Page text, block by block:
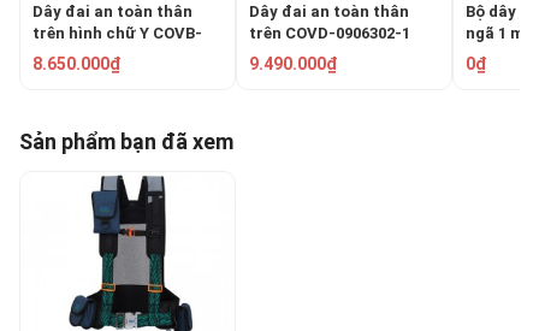
Dây đai an toàn thân
trên hình chữ Y COVB-
209061
8.650.000₫
Dây đai an toàn thân
trên COVD-0906302-1
9.490.000₫
Bộ dây
ngã 1
206141-
0₫
Sản phẩm bạn đã xem